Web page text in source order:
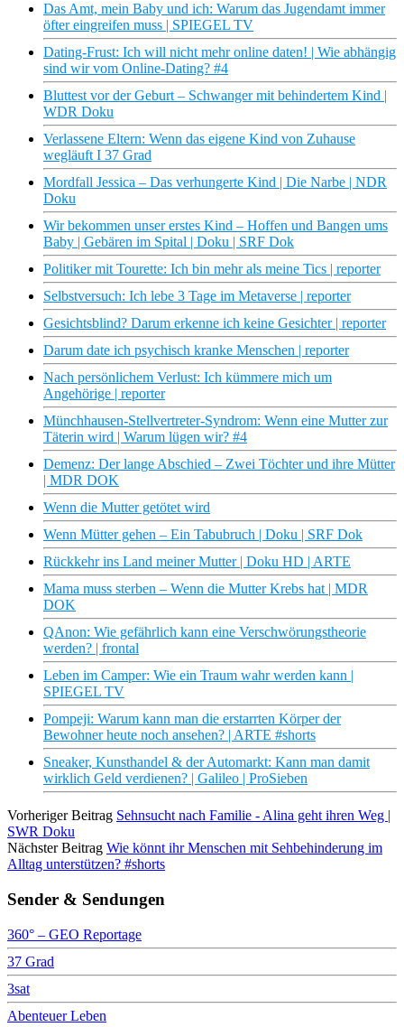
Das Amt, mein Baby und ich: Warum das Jugendamt immer
öfter eingreifen muss | SPIEGEL TV
Dating-Frust: Ich will nicht mehr online daten! | Wie abhängig
sind wir vom Online-Dating? #4
Bluttest vor der Geburt – Schwanger mit behindertem Kind |
WDR Doku
Verlassene Eltern: Wenn das eigene Kind von Zuhause
wegläuft I 37 Grad
Mordfall Jessica – Das verhungerte Kind | Die Narbe | NDR
Doku
Wir bekommen unser erstes Kind – Hoffen und Bangen ums
Baby | Gebären im Spital | Doku | SRF Dok
Politiker mit Tourette: Ich bin mehr als meine Tics | reporter
Selbstversuch: Ich lebe 3 Tage im Metaverse | reporter
Gesichtsblind? Darum erkenne ich keine Gesichter | reporter
Darum date ich psychisch kranke Menschen | reporter
Nach persönlichem Verlust: Ich kümmere mich um
Angehörige | reporter
Münchhausen-Stellvertreter-Syndrom: Wenn eine Mutter zur
Täterin wird | Warum lügen wir? #4
Demenz: Der lange Abschied – Zwei Töchter und ihre Mütter
| MDR DOK
Wenn die Mutter getötet wird
Wenn Mütter gehen – Ein Tabubruch | Doku | SRF Dok
Rückkehr ins Land meiner Mutter | Doku HD | ARTE
Mama muss sterben – Wenn die Mutter Krebs hat | MDR
DOK
QAnon: Wie gefährlich kann eine Verschwörungstheorie
werden? | frontal
Leben im Camper: Wie ein Traum wahr werden kann |
SPIEGEL TV
Pompeji: Warum kann man die erstarrten Körper der
Bewohner heute noch ansehen? | ARTE #shorts
Sneaker, Kunsthandel & der Automarkt: Kann man damit
wirklich Geld verdienen? | Galileo | ProSieben
Vorheriger Beitrag Sehnsucht nach Familie - Alina geht ihren Weg |
SWR Doku
Nächster Beitrag Wie könnt ihr Menschen mit Sehbehinderung im
Alltag unterstützen? #shorts
Sender & Sendungen
360° – GEO Reportage
37 Grad
3sat
Abenteuer Leben